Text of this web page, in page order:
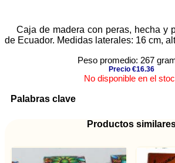
Caja de madera con peras, hecha y
de Ecuador. Medidas laterales: 16 cm,
Peso promedio: 267
Precio €16.36
No disponible en el
Palabras clave
Productos